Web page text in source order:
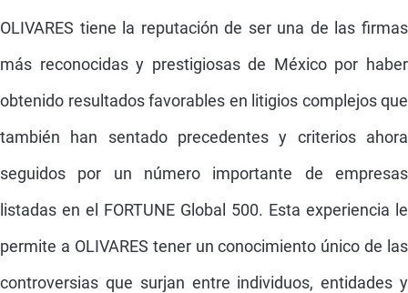
OLIVARES tiene la reputación de ser una de las firmas
más reconocidas y prestigiosas de México por haber
obtenido resultados favorables en litigios complejos que
también han sentado precedentes y criterios ahora
seguidos por un número importante de empresas
listadas en el FORTUNE Global 500. Esta experiencia le
permite a OLIVARES tener un conocimiento único de las
controversias que surjan entre individuos, entidades y